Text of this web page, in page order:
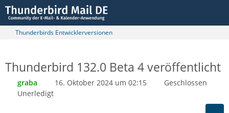
Thunderbirds Entwicklerversionen
Thunderbird 132.0 Beta 4 veröffentlicht
graba 16. Oktober 2024 um 02:15
Geschlossen
Unerledigt